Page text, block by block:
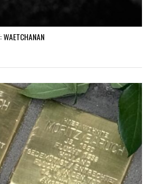
WAETCHANAN